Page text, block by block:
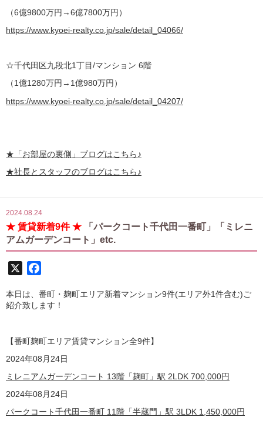
（6億9800万円→6億7800万円）
https://www.kyoei-realty.co.jp/sale/detail_04066/
☆千代田区九段北1丁目/マンション 6階
（1億1280万円→1億980万円）
https://www.kyoei-realty.co.jp/sale/detail_04207/
★ 「お部屋の裏側」 ブログはこちら♪
★社長とスタッフのブログはこちら♪
2024.08.24
★ 賃貸新着9件 ★
「パークコート千代田一番町」「ミレニ
アムガーデンコート」etc.
本日は、番町・麹町エリア新着マンション9件(エリア外1件含む)ご
紹介致します！
【番町麹町エリア賃貸マンション全9件】
2024年08月24日
ミレニアムガーデンコート 13階「麹町」駅 2LDK 700,000円
2024年08月24日
パークコート千代田一番町 11階「半蔵門」駅 3LDK 1,450,000円